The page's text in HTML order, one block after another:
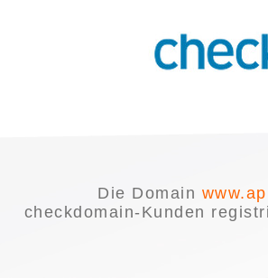
Die Domain
checkdomain-Kunden